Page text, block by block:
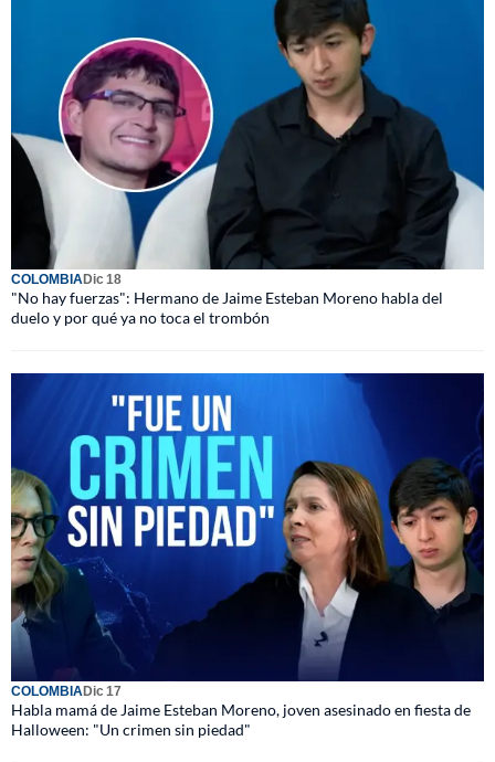
COLOMBIADic 18
"No hay fuerzas": Hermano de Jaime Esteban Moreno habla del
duelo y por qué ya no toca el trombón
COLOMBIADic 17
Habla mamá de Jaime Esteban Moreno, joven asesinado en fiesta de
Halloween: "Un crimen sin piedad"